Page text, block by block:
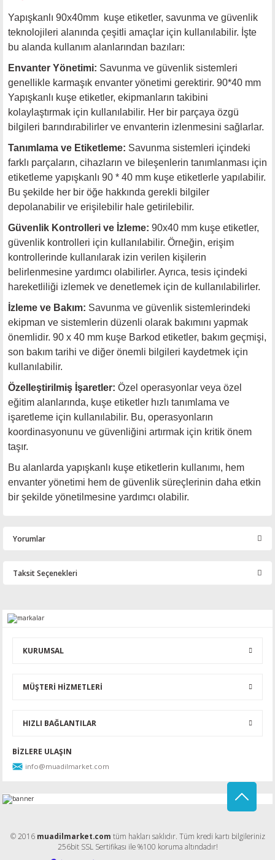
Yapışkanlı 90x40mm kuşe etiketler, savunma ve güvenlik
teknolojileri alanında çeşitli amaçlar için kullanılabilir. İşte
bu alanda kullanım alanlarından bazıları:
Envanter Yönetimi: Savunma ve güvenlik sistemleri
genellikle karmaşık envanter yönetimi gerektirir. 90*40 mm
Yapışkanlı kuşe etiketler, ekipmanların takibini
kolaylaştırmak için kullanılabilir. Her bir parçaya özgü
bilgileri barındırabilirler ve envanterin izlenmesini sağlarlar.
Tanımlama ve Etiketleme: Savunma sistemleri içindeki
farklı parçaların, cihazların ve bileşenlerin tanımlanması için
etiketleme yapışkanlı 90 * 40 mm kuşe etiketlerle yapılabilir.
Bu şekilde her bir öğe hakkında gerekli bilgiler
depolanabilir ve erişilebilir hale getirilebilir.
Güvenlik Kontrolleri ve İzleme: 90x40 mm kuşe etiketler,
güvenlik kontrolleri için kullanılabilir. Örneğin, erişim
kontrollerinde kullanılarak izin verilen kişilerin
belirlenmesine yardımcı olabilirler. Ayrıca, tesis içindeki
hareketliliği izlemek ve denetlemek için de kullanılabilirler.
İzleme ve Bakım: Savunma ve güvenlik sistemlerindeki
ekipman ve sistemlerin düzenli olarak bakımını yapmak
önemlidir. 90 x 40 mm kuşe Barkod etiketler, bakım geçmişi,
son bakım tarihi ve diğer önemli bilgileri kaydetmek için
kullanılabilir.
Özelleştirilmiş İşaretler: Özel operasyonlar veya özel
eğitim alanlarında, kuşe etiketler hızlı tanımlama ve
işaretleme için kullanılabilir. Bu, operasyonların
koordinasyonunu ve güvenliğini artırmak için kritik önem
taşır.
Bu alanlarda yapışkanlı kuşe etiketlerin kullanımı, hem
envanter yönetimi hem de güvenlik süreçlerinin daha etkin
bir şekilde yönetilmesine yardımcı olabilir.
Yorumlar
Taksit Seçenekleri
KURUMSAL
MÜŞTERİ HİZMETLERİ
HIZLI BAĞLANTILAR
BİZLERE ULAŞIN
info@muadilmarket.com
© 2016 muadilmarket.com tüm hakları saklıdır. Tüm kredi kartı bilgileriniz
256bit SSL Sertifikası ile %100 koruma altındadır!